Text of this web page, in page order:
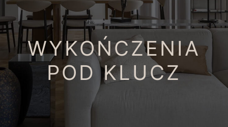
WYKOŃCZENIA
POD KLUCZ